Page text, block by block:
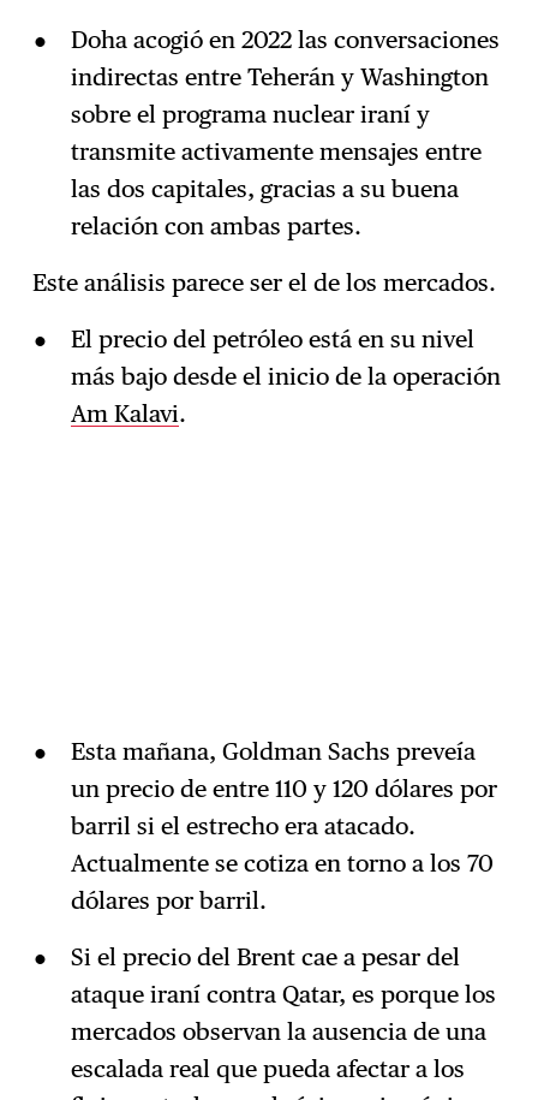
Doha acogió en 2022 las conversaciones
indirectas entre Teherán y Washington
sobre el programa nuclear iraní y
transmite activamente mensajes entre
las dos capitales, gracias a su buena
relación con ambas partes.
Este análisis parece ser el de los mercados.
El precio del petróleo está en su nivel
más bajo desde el inicio de la operación
Am Kalavi.
Esta mañana, Goldman Sachs preveía
un precio de entre 110 y 120 dólares por
barril si el estrecho era atacado.
Actualmente se cotiza en torno a los 70
dólares por barril.
Si el precio del Brent cae a pesar del
ataque iraní contra Qatar, es porque los
mercados observan la ausencia de una
escalada real que pueda afectar a los